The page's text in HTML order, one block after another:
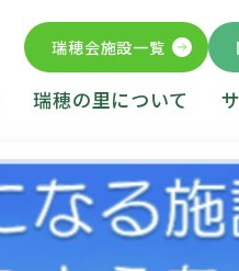
瑞穂会施設一覧
瑞穂の里について